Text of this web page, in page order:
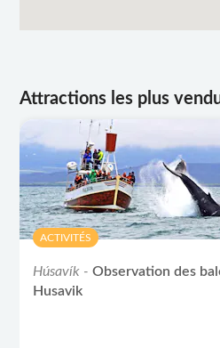
Attractions les plus
ACTIVITÉS
Húsavík -Observation des
Husavik